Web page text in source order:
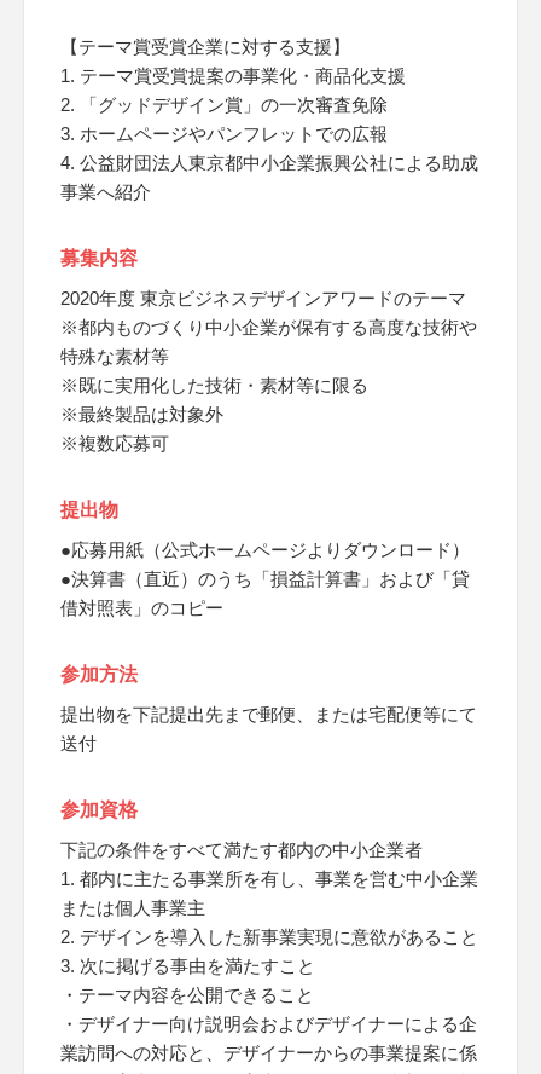
【テーマ賞受賞企業に対する支援】
1. テーマ賞受賞提案の事業化・商品化支援
2. 「グッドデザイン賞」の一次審査免除
3. ホームページやパンフレットでの広報
4. 公益財団法人東京都中小企業振興公社による助成
事業へ紹介
募集内容
2020年度 東京ビジネスデザインアワードのテーマ
※都内ものづくり中小企業が保有する高度な技術や
特殊な素材等
※既に実用化した技術・素材等に限る
※最終製品は対象外
※複数応募可
提出物
●応募用紙（公式ホームページよりダウンロード）
●決算書（直近）のうち「損益計算書」および「貸
借対照表」のコピー
参加方法
提出物を下記提出先まで郵便、または宅配便等にて
送付
参加資格
下記の条件をすべて満たす都内の中小企業者
1. 都内に主たる事業所を有し、事業を営む中小企業
または個人事業主
2. デザインを導入した新事業実現に意欲があること
3. 次に掲げる事由を満たすこと
・テーマ内容を公開できること
・デザイナー向け説明会およびデザイナーによる企
業訪問への対応と、デザイナーからの事業提案に係